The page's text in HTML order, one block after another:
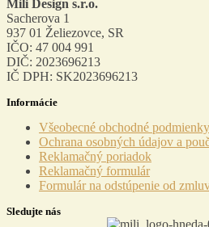
Mili Design s.r.o.
Sacherova 1
937 01 Želiezovce, SR
IČO: 47 004 991
DIČ: 2023696213
IČ DPH: SK2023696213
Informácie
Menu
Všeobecné obchodné podmienky
Ochrana osobných údajov a
Reklamačný poriadok
Reklamačný formulár
Formulár na odstúpenie od
Sledujte nás